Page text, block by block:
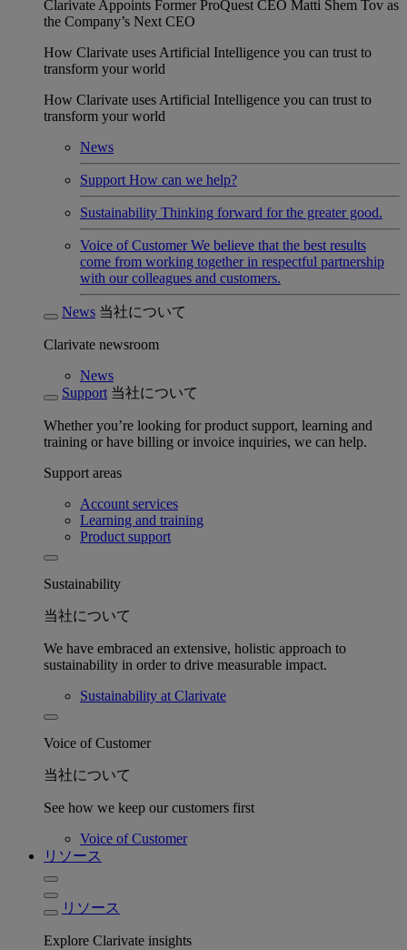
Clarivate Appoints Former ProQuest CEO Matti Shem Tov as
the Company’s Next CEO
How Clarivate uses Artificial Intelligence you can trust to
transform your world
How Clarivate uses Artificial Intelligence you can trust to
transform your world
News
Support How can we help?
Sustainability Thinking forward for the greater good.
Voice of Customer We believe that the best results
come from working together in respectful partnership
with our colleagues and customers.
News 当社について
Clarivate newsroom
News
Support 当社について
Whether you’re looking for product support, learning and
training or have billing or invoice inquiries, we can help.
Support areas
Account services
Learning and training
Product support
Sustainability
当社について
We have embraced an extensive, holistic approach to
sustainability in order to drive measurable impact.
Sustainability at Clarivate
Voice of Customer
当社について
See how we keep our customers first
Voice of Customer
リソース
リソース
Explore Clarivate insights